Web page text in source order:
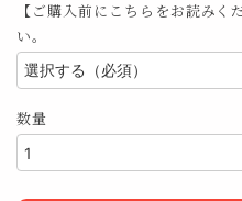
【ご購入前にこちらをお読み
い。
数量